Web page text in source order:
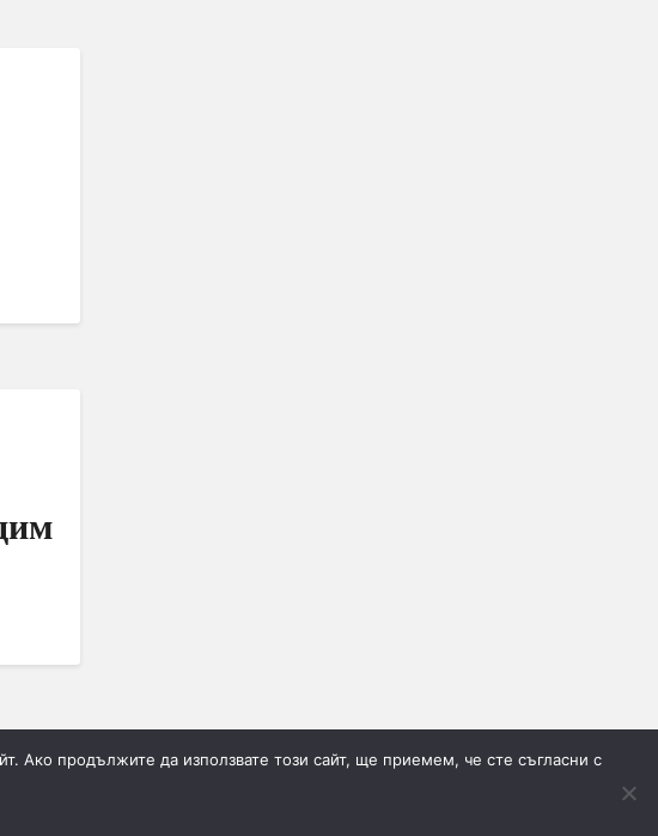
Ако продължите да използвате този сайт, ще приемем, че сте съгласни с